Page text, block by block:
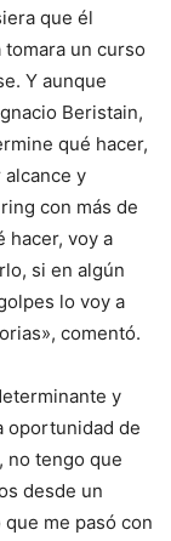
que él
un curso
Y aunque
Beristain,
qué hacer,
alcance y
con más de
hacer, voy a
si en algún
lo voy a
comentó.
y
oportunidad de
no tengo que
desde un
me pasó con